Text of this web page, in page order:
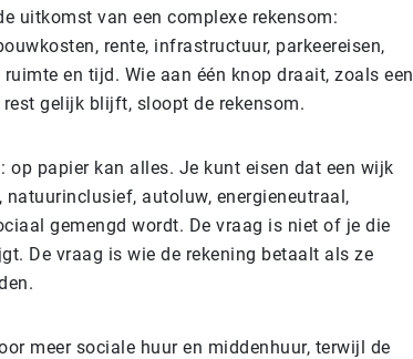
uitkomst van een complexe rekensom:
rente, infrastructuur, parkeereisen,
en tijd. Wie aan één knop draait, zoals een
gelijk blijft, sloopt de rekensom.
op papier kan alles. Je kunt eisen dat een wijk
autoluw, energieneutraal,
gemengd wordt. De vraag is niet of je die
De vraag is wie de rekening betaalt als ze
meer sociale huur en middenhuur, terwijl de